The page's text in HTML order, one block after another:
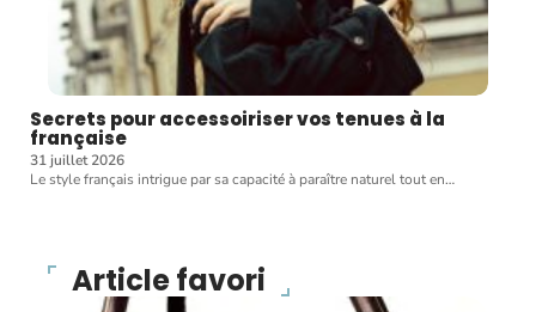
Secrets pour accessoiriser vos tenues à la
française
31 juillet 2026
Le style français intrigue par sa capacité à paraître naturel tout en…
Article favori